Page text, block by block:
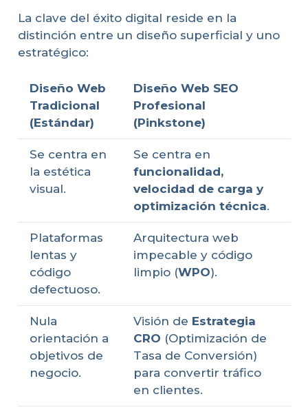
La clave del éxito digital reside en la
distinción entre un diseño superficial y uno
estratégico:
Diseño Web
Tradicional
(Estándar)
Diseño Web SEO
Profesional
(Pinkstone)
Se centra en
la estética
visual.
Se centra en
funcionalidad,
velocidad de carga y
optimización técnica.
Plataformas
lentas y
código
defectuoso.
Arquitectura web
impecable y código
limpio (WPO).
Nula
orientación a
objetivos de
negocio.
Visión de Estrategia
CRO (Optimización de
Tasa de Conversión)
para convertir tráfico
en clientes.